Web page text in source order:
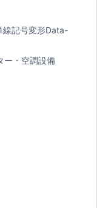
線記号変形Data-
ー・空調設備